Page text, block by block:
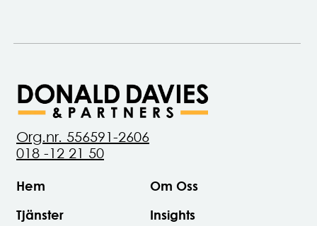
Org.nr. 556591-2606
018 -12 21 50
Hem
Tjänster
Om Oss
Insights